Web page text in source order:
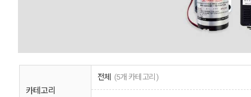
카테고리
전체 (5개 카테고리)